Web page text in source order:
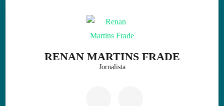
RENAN MARTINS FRADE
Jornalista